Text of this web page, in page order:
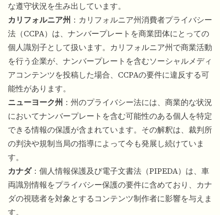
な遵守状況を生み出しています。
カリフォルニア州 ：カリフォルニア州消費者プライバシー
法（CCPA）は、ナンバープレートを商業団体にとっての
個人識別子として扱います。カリフォルニア州で商業活動
を行う企業が、ナンバープレートを含むソーシャルメディ
アコンテンツを投稿した場合、CCPAの要件に違反する可
能性があります。
ニューヨーク州 ：州のプライバシー法には、商業的な状況
においてナンバープレートを含む可能性のある個人を特定
できる情報の保護が含まれています。その解釈は、裁判所
の判決や規制当局の指導によって今も発展し続けていま
す。
カナダ：個人情報保護及び電子文書法（PIPEDA）は、車
両識別情報をプライバシー保護の要件に含めており、カナ
ダの視聴者を対象とするコンテンツ制作者に影響を与えま
す。